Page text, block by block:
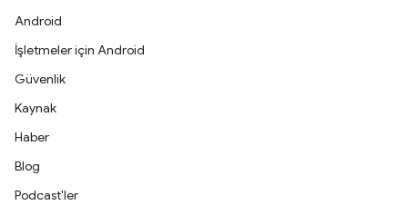
Android
İşletmeler için Android
Güvenlik
Kaynak
Haber
Blog
Podcast'ler